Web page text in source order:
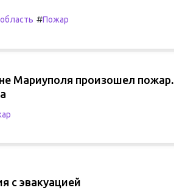
#Пожар
Мариуполя произошел пожар.
с эвакуацией